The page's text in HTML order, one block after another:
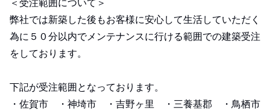
弊社では新築した後もお客様に安心して生活していただく
為に５０分以内でメンテナンスに行ける範囲での建築受注
をしております。
下記が受注範囲となっております。
・佐賀市 ・神埼市 ・吉野ヶ里 ・三養基郡 ・鳥栖市